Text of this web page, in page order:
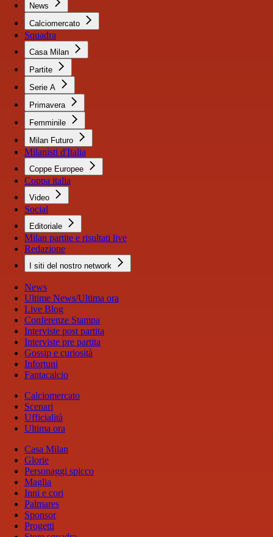
News
Calciomercato
Squadra
Casa Milan
Partite
Serie A
Primavera
Femminile
Milan Futuro
Milanisti d'Italia
Coppe Europee
Coppa italia
Video
Social
Editoriale
Milan partite e risultati live
Redazione
I siti del nostro network
News
Ultime News/Ultima ora
Live Blog
Conferenze Stampa
Interviste post partita
Interviste pre partita
Gossip e curiosità
Infortuni
Fantacalcio
Calciomercato
Scenari
Ufficialità
Ultima ora
Casa Milan
Glorie
Personaggi spicco
Maglia
Inni e cori
Palmares
Sponsor
Progetti